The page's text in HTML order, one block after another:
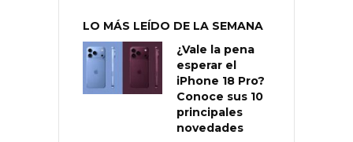
LO MÁS LEÍDO DE LA SEMANA
¿Vale la pena
esperar el
iPhone 18 Pro?
Conoce sus 10
principales
novedades